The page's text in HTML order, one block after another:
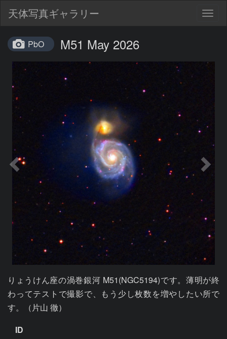
天体写真ギャラリー
PbO M51 May 2026
りょうけん座の渦巻銀河 M51(NGC5194)です。薄明が終
わってテストで撮影で、もう少し枚数を増やしたい所で
す。（片山 徹）
ID